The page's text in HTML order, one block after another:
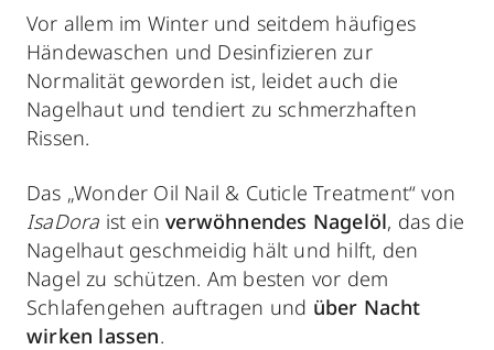
Vor allem im Winter und seitdem häufiges
Händewaschen und Desinfizieren zur
Normalität geworden ist, leidet auch die
Nagelhaut und tendiert zu schmerzhaften
Rissen.
Das „Wonder Oil Nail & Cuticle Treatment“ von
IsaDora ist einverwöhnendes Nagelöl, das die
Nagelhaut geschmeidig hält und hilft, den
Nagel zu schützen. Am besten vor dem
Schlafengehen auftragen und über Nacht
wirken lassen.